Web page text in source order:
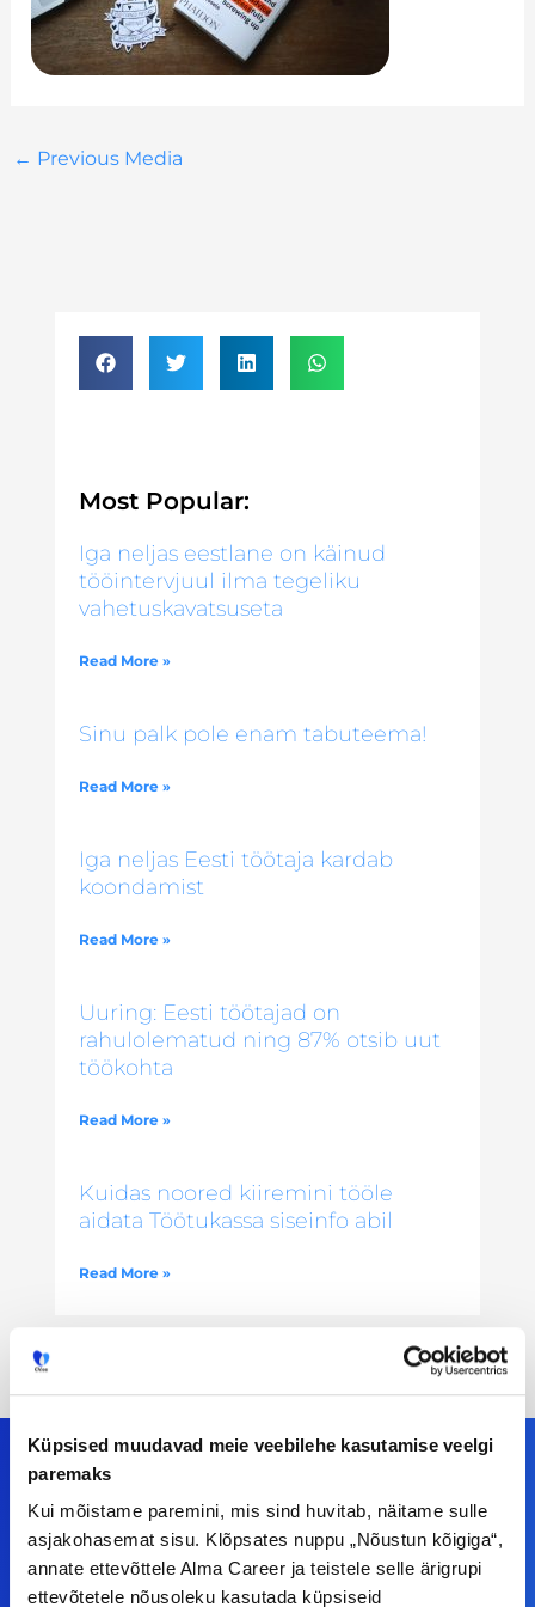
Küpsised muudavad meie veebilehe kasutamise veelgi
paremaks
Kui mõistame paremini, mis sind huvitab, näitame sulle
asjakohasemat sisu. Klõpsates nuppu „Nõustun kõigiga“,
annate ettevõttele Alma Career ja teistele selle ärigrupi
ettevõtetele nõusoleku kasutada küpsiseid
← Previous Media
Most Popular:
Iga neljas eestlane on käinud
tööintervjuul ilma tegeliku
vahetuskavatsuseta
Read More »
Sinu palk pole enam tabuteema!
Read More »
Iga neljas Eesti töötaja kardab
koondamist
Read More »
Uuring: Eesti töötajad on
rahulolematud ning 87% otsib uut
töökohta
Read More »
Kuidas noored kiiremini tööle
aidata Töötukassa siseinfo abil
Read More »
Meiega leiad!
Tööelublogi.ee lehelt leiad kõik vajaliku, et olla